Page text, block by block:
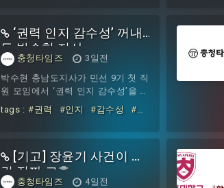
묶였다.청주시는 공원 일부를 민간
개발하는 대신 민간사업자가 나머지
부지를 공원으로 조성해 기부하는 방
식으로 사업을 추진했다.토지 보상비
351억 원과 도로 공사비 38억 원, 공
원 조성비 63억 원 등 452억 원을 투
입해 14만여㎡ 중 10만2487㎡를 공
‘권력 인지 감수성’ 꺼내
든 박수현 지사
충청타임즈
3일전
박수현 충남도지사가 민선 9기 첫 직
원 모임에서 ‘권력 인지 감수성’을 꺼
내들었다. 박 지사는 3일 도청 문예
회관에서 개최한 8월 직원 월례모임
지 감수성’을 갖자”고 강조했다. 박
지사는 “도지사가 차량에 탑승할 때
기분 좋지 않은 표정을 짓거나, 전화
tags : #권력 #인지 #감수성
#꺼
[기고] 장윤기 사건이 남
긴 진짜 교훈
충청타임즈
4일전